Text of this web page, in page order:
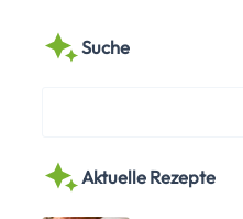
Suche
r
Aktuelle Rezepte